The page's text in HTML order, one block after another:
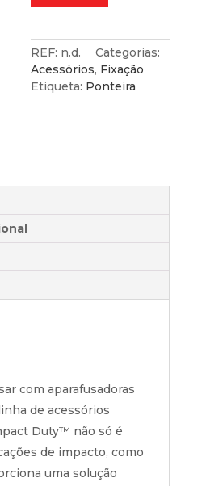
Impact
Duty
PH
REF: n.d.
Categorias:
Acessórios, Fixação
Etiqueta: Ponteira
com aparafusadoras
de acessórios
Duty™ não só é
de impacto, como
uma solução